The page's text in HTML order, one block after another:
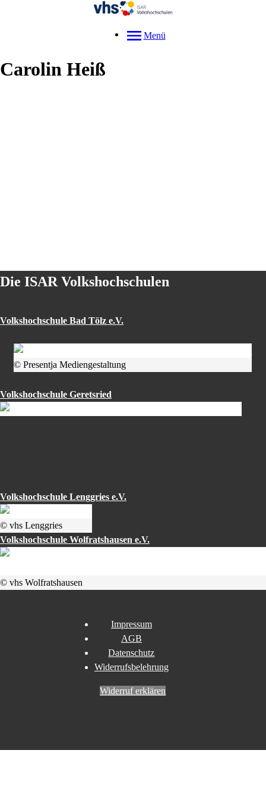
Menü
Carolin Heiß
Die ISAR Volkshochschulen
Volkshochschule Bad Tölz e.V.
© Presentja Mediengestaltung
Volkshochschule Geretsried
Volkshochschule Lenggries e.V.
© vhs Lenggries
Volkshochschule Wolfratshausen e.V.
© vhs Wolfratshausen
Impressum
AGB
Datenschutz
Widerrufsbelehrung
Widerruf erklären